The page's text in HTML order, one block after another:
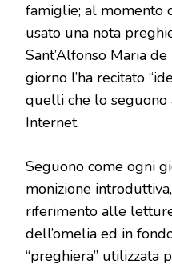
famiglie; al momento
usato una nota
Sant’Alfonso Maria
giorno l’ha recitato
quelli che lo seguono
Internet.
Seguono come ogni
monizione
riferimento alle
dell’omelia ed in
“preghiera” utilizzata